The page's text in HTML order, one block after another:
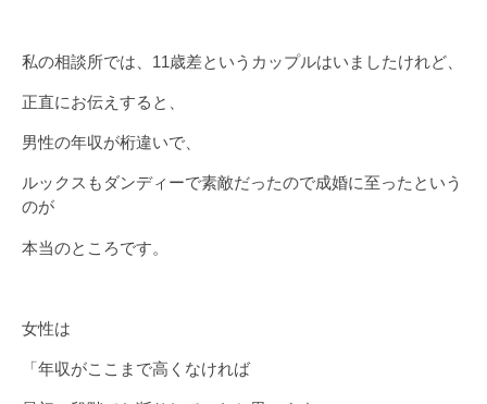
私の相談所では、11歳差というカップルはいましたけれど、
正直にお伝えすると、
男性の年収が桁違いで、
ルックスもダンディーで素敵だったので成婚に至ったという
のが
本当のところです。
女性は
「年収がここまで高くなければ